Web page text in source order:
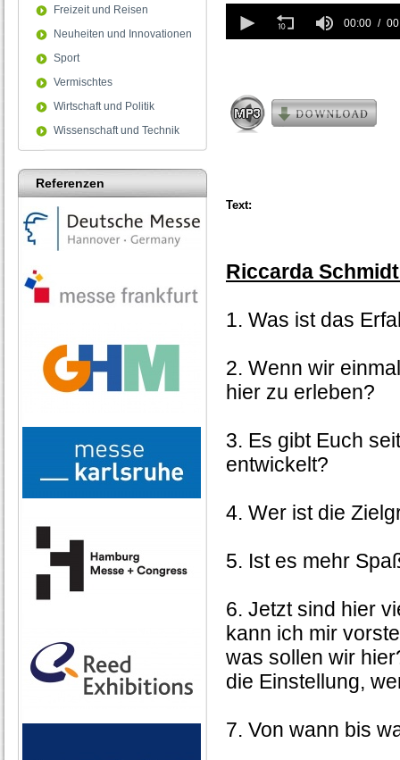
Freizeit und Reisen
Neuheiten und Innovationen
Sport
Vermischtes
Wirtschaft und Politik
Wissenschaft und Technik
Referenzen
seconds
of
00:00
Text:
Riccarda
1. Was ist das
2. Wenn wir
hier zu erleben?
3. Es gibt Euch
entwickelt?
4. Wer ist die
5. Ist es mehr
6. Jetzt sind hier
kann ich mir
was sollen wir
die Einstellung,
7. Von wann bis